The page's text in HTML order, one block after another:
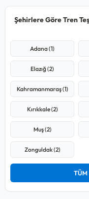
Şehirlere Göre Tren
Adana (1)
Elazığ (2)
Kahramanmaraş (1)
Kırıkkale (2)
Muş (2)
Zonguldak (2)
TÜM